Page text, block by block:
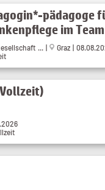
pädagoge
im
... |
Graz |